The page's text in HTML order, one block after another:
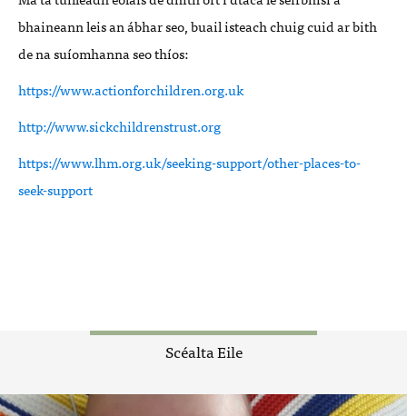
bhaineann leis an ábhar seo, buail isteach chuig cuid ar bith
de na suíomhanna seo thíos:
https://www.actionforchildren.org.uk
http://www.sickchildrenstrust.org
https://www.lhm.org.uk/seeking-support/other-places-to-
seek-support
Scéalta Eile